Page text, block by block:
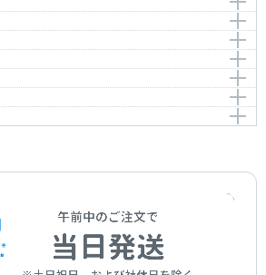
フレデリック
フレデリック
1番 ヘ短調［遺作］
moll [Posth.]
フレデリック
2番 変ニ長調［遺作］
Dur [Posth.
フレデリック
3番 変イ長調［遺作］
Dur [Posth.]
フレデリック
調 Op.45
フレデリック